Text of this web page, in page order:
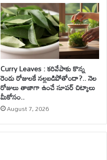
Curry Leaves : కరివేపాకు కొన్న
రెండు రోజులకే నల్లబడిపోతోందా?.. నెల
రోజులు తాజాగా ఉంచే సూపర్ చిట్కాలు
మీకోసం..
August 7, 2026